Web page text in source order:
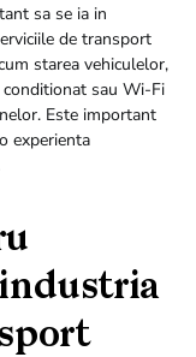
sa se ia in
de transport
starea vehiculelor,
sau Wi-Fi
Este important
experienta